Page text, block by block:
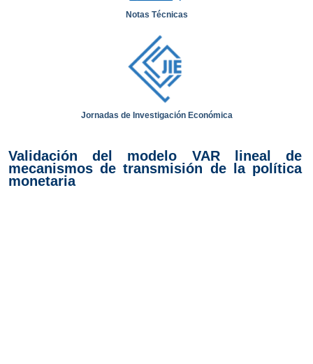
Notas Técnicas
Jornadas de Investigación Económica
Validación del modelo VAR lineal de
mecanismos de transmisión de la política
monetaria